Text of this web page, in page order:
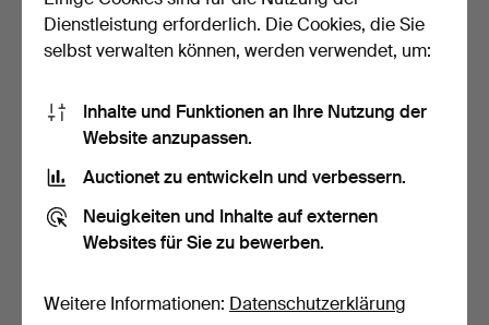
MIT DREIREIHIGEM
KRISTAL…
ZAHLEN 5 UND 6.
8 Tage
Dienstleistung erforderlich. Die Cookies, die Sie
selbst verwalten können, werden verwendet, um:
Inhalte und Funktionen an Ihre Nutzung der
Website anzupassen.
Auctionet zu entwickeln und verbessern.
Neuigkeiten und Inhalte auf externen
Websites für Sie zu bewerben.
Weitere Informationen: Datenschutzerklärung